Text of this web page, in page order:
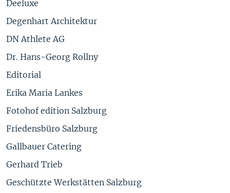
Deeluxe
Degenhart Architektur
DN Athlete AG
Dr. Hans-Georg Rollny
Editorial
Erika Maria Lankes
Fotohof edition Salzburg
Friedensbüro Salzburg
Gallbauer Catering
Gerhard Trieb
Geschützte Werkstätten Salzburg